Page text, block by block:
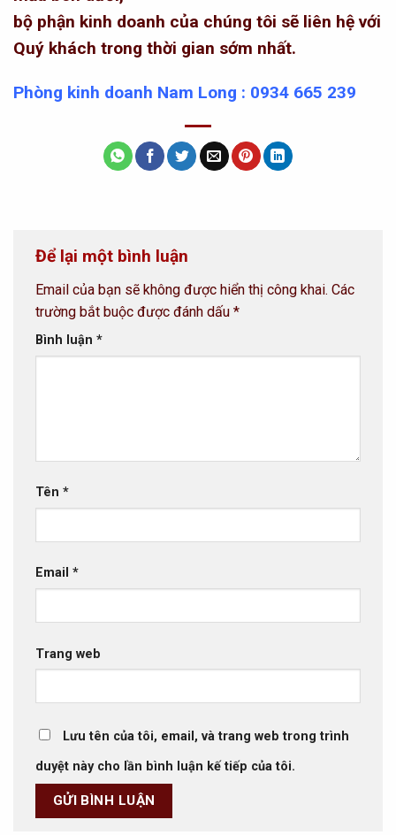
bộ phận kinh doanh của chúng tôi sẽ liên hệ với
Quý khách trong thời gian sớm nhất.
Phòng kinh doanh Nam Long : 0934 665 239
Để lại một bình luận
Email của bạn sẽ không được hiển thị công khai. Các
trường bắt buộc được đánh dấu *
Bình luận *
Tên *
Email *
Trang web
Lưu tên của tôi, email, và trang web trong trình
duyệt này cho lần bình luận kế tiếp của tôi.